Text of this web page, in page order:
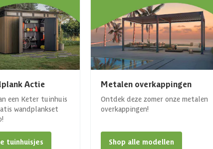
Actie
een Keter tuinhuis
wandplankset
tuinhuisjes
Metalen overkappingen
Ontdek deze zomer onze metalen
overkappingen!
Shop alle modellen